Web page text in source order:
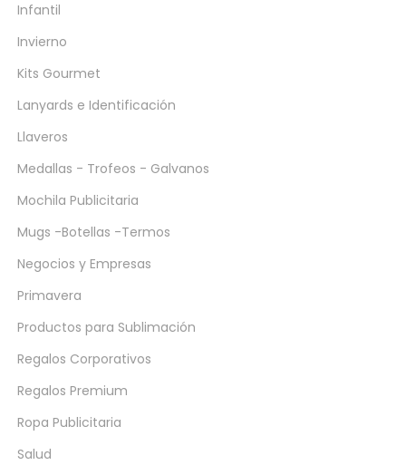
Infantil
Invierno
Kits Gourmet
Lanyards e Identificación
Llaveros
Medallas - Trofeos - Galvanos
Mochila Publicitaria
Mugs -Botellas -Termos
Negocios y Empresas
Primavera
Productos para Sublimación
Regalos Corporativos
Regalos Premium
Ropa Publicitaria
Salud